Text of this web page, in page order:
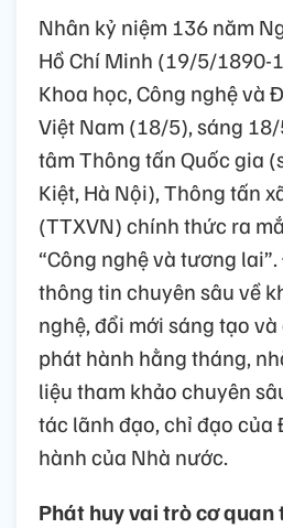
Nhân kỷ niệm 136 năm
Hồ Chí Minh (19/5/1890-
Khoa học, Công nghệ và
Việt Nam (18/5), sáng
tâm Thông tấn Quốc gia
Kiệt, Hà Nội), Thông tấn
(TTXVN) chính thức ra
“Công nghệ và tương
thông tin chuyên sâu về
nghệ, đổi mới sáng tạo
phát hành hằng tháng,
liệu tham khảo chuyên
tác lãnh đạo, chỉ đạo của
hành của Nhà nước.
Phát huy vai trò cơ quan